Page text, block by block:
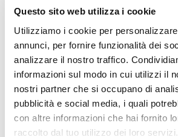
Questo sito web utilizza i cookie
Utilizziamo i cookie per
annunci, per fornire funzionalità dei
analizzare il nostro traffico.
informazioni sul modo in cui utilizzi il
nostri partner che si occupano di
pubblicità e social media, i quali
con altre informazioni che hai fornito
raccolto dal tuo utilizzo dei loro servizi.
4000
5000 € 0,32
6000 € 0,32
7000 € 0,31
8000 € 0,31